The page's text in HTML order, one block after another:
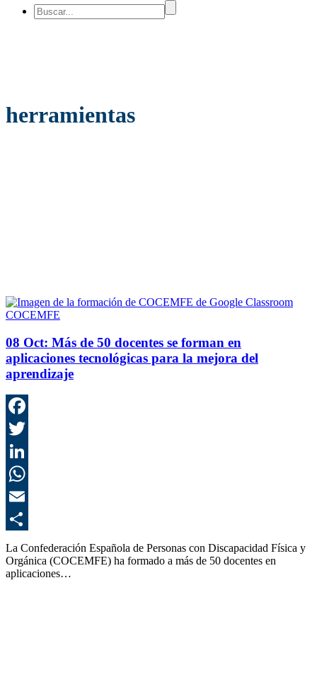
herramientas
COCEMFE
08 Oct: Más de 50 docentes se forman en
aplicaciones tecnológicas para la mejora del
aprendizaje
La Confederación Española de Personas con Discapacidad Física y
Orgánica (COCEMFE) ha formado a más de 50 docentes en
aplicaciones…